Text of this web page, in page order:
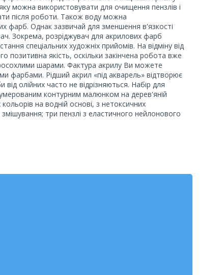
можна використовувати для очищення пензлів і
після роботи. Також воду можна
фарб. Однак зазвичай для зменшення в'язкості
Зокрема, розріджувач для акрилових фарб
спеціальних художніх прийомів. На відміну від
позитивна якість, оскільки закінчена робота вже
шарами. Фактура акрилу Ви можете
фарбами. Рідший акрил «під акварель» відтворює
від олійних часто не відрізняються. Набір для
контурним малюнком на дерев'яній
на водній основі, з нетоксичних
три пензлі з еластичного нейлонового